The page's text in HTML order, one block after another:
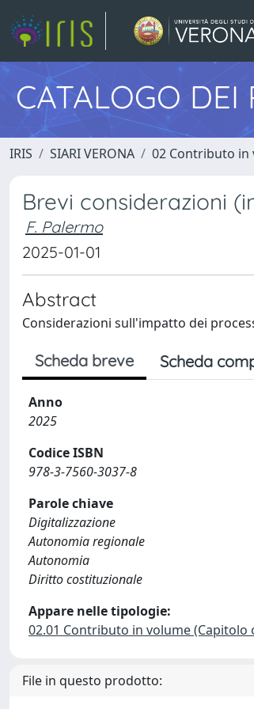
CATALOGO DEI
IRIS SIARI VERONA 02 Contributo in
Brevi considerazioni
F. Palermo
2025-01-01
Abstract
Considerazioni sull'impatto dei
Scheda breve Scheda
Anno
2025
Codice ISBN
978-3-7560-3037-8
Parole chiave
Digitalizzazione
Autonomia regionale
Autonomia
Diritto costituzionale
Appare nelle tipologie:
02.01 Contributo in volume (Capitolo
File in questo prodotto: